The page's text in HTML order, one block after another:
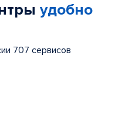
удобно
707 сервисов